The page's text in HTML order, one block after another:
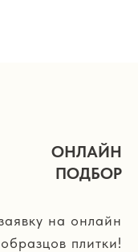
ОНЛАЙН
ПОДБОР
на онлайн
плитки!